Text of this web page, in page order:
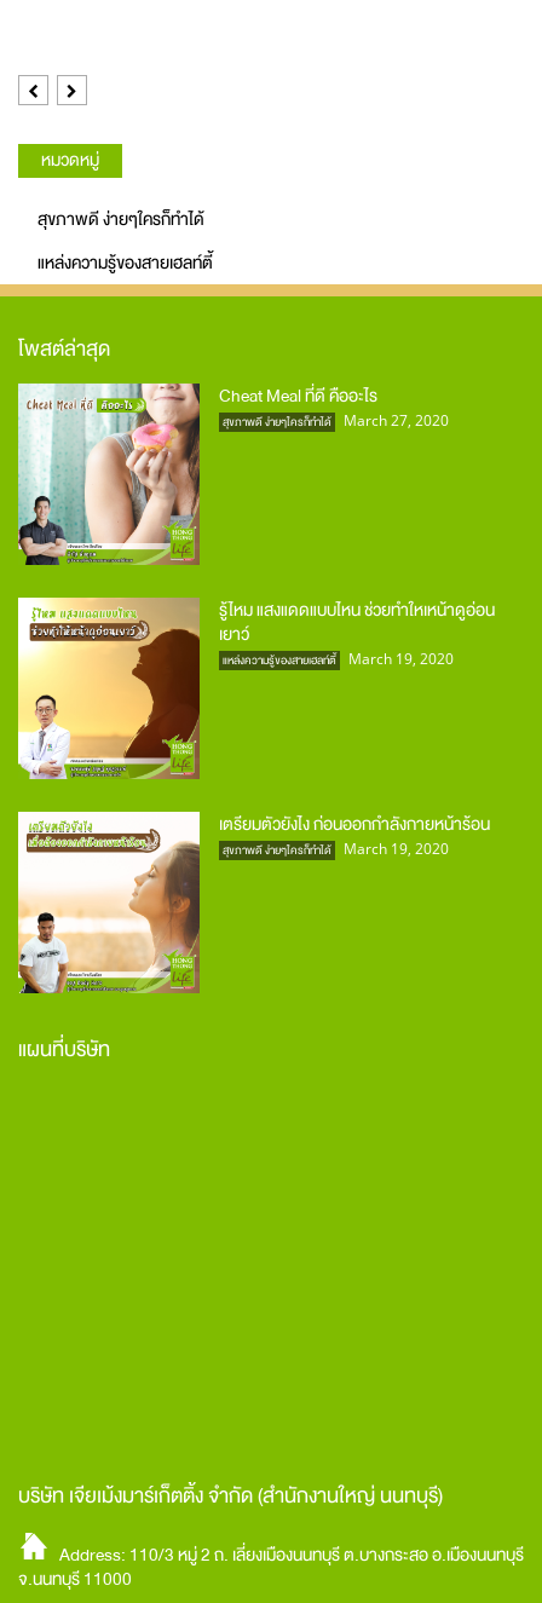
Previous
Next
หมวดหมู่
สุขภาพดี ง่ายๆใครก็ทำได้
แหล่งความรู้ของสายเฮลท์ตี้
โพสต์ล่าสุด
Cheat Meal ที่ดี คืออะไร
สุขภาพดี ง่ายๆใครก็ทำได้ March 27, 2020
รู้ไหม แสงแดดแบบไหน ช่วยทำใหเหน้าดูอ่อน
เยาว์
แหล่งความรู้ของสายเฮลท์ตี้ March 19, 2020
เตรียมตัวยังไง ก่อนออกกำลังกายหน้าร้อน
สุขภาพดี ง่ายๆใครก็ทำได้ March 19, 2020
แผนที่บริษัท
บริษัท เจียเม้งมาร์เก็ตติ้ง จำกัด(สำนักงานใหญ่ นนทบุรี)
Address: 110/3 หมู่ 2 ถ. เลี่ยงเมืองนนทบุรี ต.บางกระสอ อ.เมืองนนทบุรี
จ.นนทบุรี 11000